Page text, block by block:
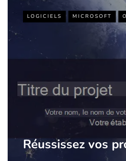
LOGICIELS MICROSOFT
Réussissez vos